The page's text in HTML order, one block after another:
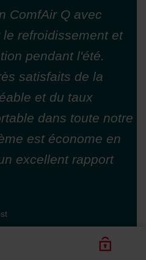
ComfAir Q avec
refroidissement et
pendant l'été.
satisfaits de la
et du taux
dans toute notre
est économe en
excellent rapport